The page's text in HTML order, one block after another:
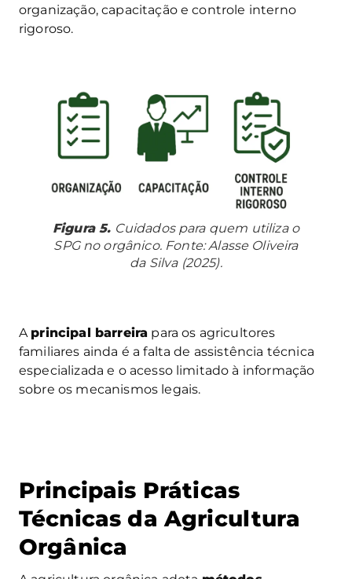
organização, capacitação e controle interno
rigoroso.
Figura 5. Cuidados para quem utiliza o
SPG no orgânico. Fonte: Alasse Oliveira
da Silva (2025).
A principal barreira para os agricultores
familiares ainda é a falta de assistência técnica
especializada e o acesso limitado à informação
sobre os mecanismos legais.
Principais Práticas
Técnicas da Agricultura
Orgânica